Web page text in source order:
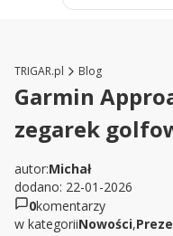
TRIGAR.pl Blog
Garmin
zegarek
autor:Michał
dodano: 22-01-2026
0komentarzy
w kategoriiNowości,